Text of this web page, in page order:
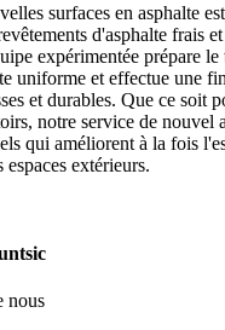
surfaces en asphalte
d'asphalte frais
expérimentée prépare
uniforme et effectue une
et durables. Que ce soit
notre service de nouvel
qui améliorent à la fois
extérieurs.
nous